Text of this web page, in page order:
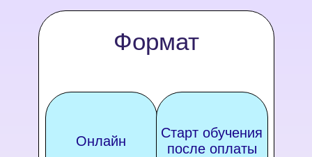
Формат
Онлайн
Старт обучения
после оплаты